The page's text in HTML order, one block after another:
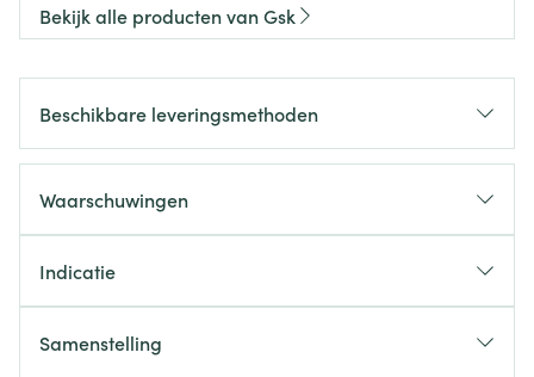
Bekijk alle producten van Gsk
Beschikbare leveringsmethoden
Waarschuwingen
Indicatie
Samenstelling